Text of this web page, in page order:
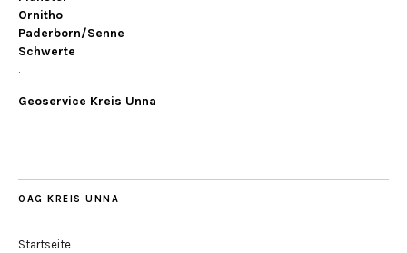
Ornitho
Paderborn/Senne
Schwerte
.
Geoservice Kreis Unna
OAG KREIS UNNA
Startseite